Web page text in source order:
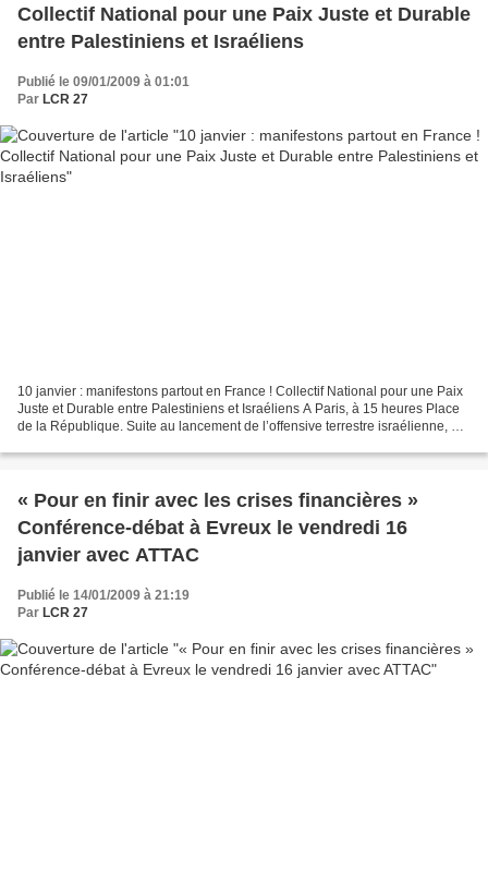
Collectif National pour une Paix Juste et Durable
entre Palestiniens et Israéliens
Publié le 09/01/2009 à 01:01
Par LCR 27
10 janvier : manifestons partout en France ! Collectif National pour une Paix
Juste et Durable entre Palestiniens et Israéliens A Paris, à 15 heures Place
de la République. Suite au lancement de l’offensive terrestre israélienne, et
« Pour en finir avec les crises financières »
Conférence-débat à Evreux le vendredi 16
janvier avec ATTAC
Publié le 14/01/2009 à 21:19
Par LCR 27